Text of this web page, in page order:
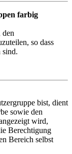
farbig
so dass
sind.
bist, dient
sowie den
wird,
Berechtigung
Bereich selbst